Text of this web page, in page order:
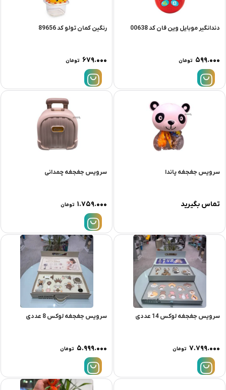
دندانگیر موبایل وین فان کد 00638
۵۹۹.۰۰۰ تومان
رنگین کمان تولو کد 89656
۶۷۹.۰۰۰ تومان
سرویس جغجغه پاندا
تماس بگیرید
سرویس جغجغه چمدانی
۱.۷۵۹.۰۰۰ تومان
سرویس جغجغه لوکس 14 عددی
۷.۷۹۹.۰۰۰ تومان
سرویس جغجغه لوکس 8 عددی
۵.۹۹۹.۰۰۰ تومان